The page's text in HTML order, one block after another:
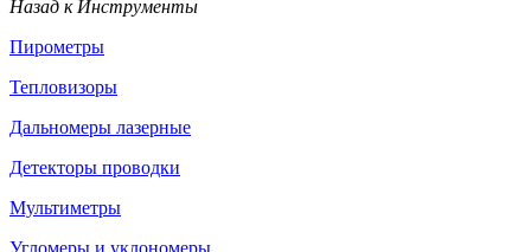
Назад к Инструменты
Пирометры
Тепловизоры
Дальномеры лазерные
Детекторы проводки
Мультиметры
Угломеры и уклономеры